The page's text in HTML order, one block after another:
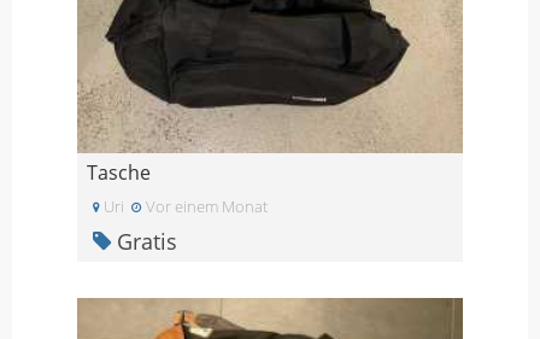
Tasche
Uri Vor einem Monat
Gratis